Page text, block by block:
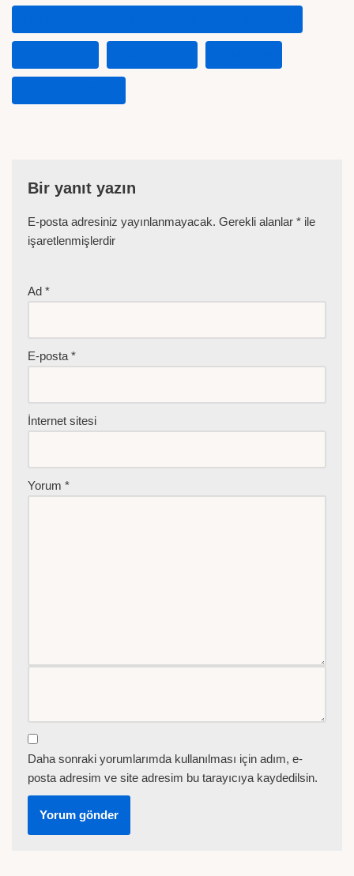
Bir yanıt yazın
E-posta adresiniz yayınlanmayacak. Gerekli alanlar * ile
işaretlenmişlerdir
Ad *
E-posta *
İnternet sitesi
Yorum *
Daha sonraki yorumlarımda kullanılması için adım, e-
posta adresim ve site adresim bu tarayıcıya kaydedilsin.